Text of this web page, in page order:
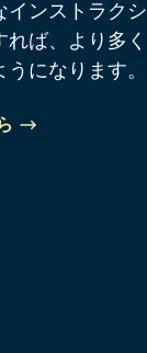
インストラクシ
ば、より多く
になります。